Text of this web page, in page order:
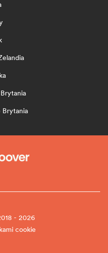
Brytania
- 2026
cookie